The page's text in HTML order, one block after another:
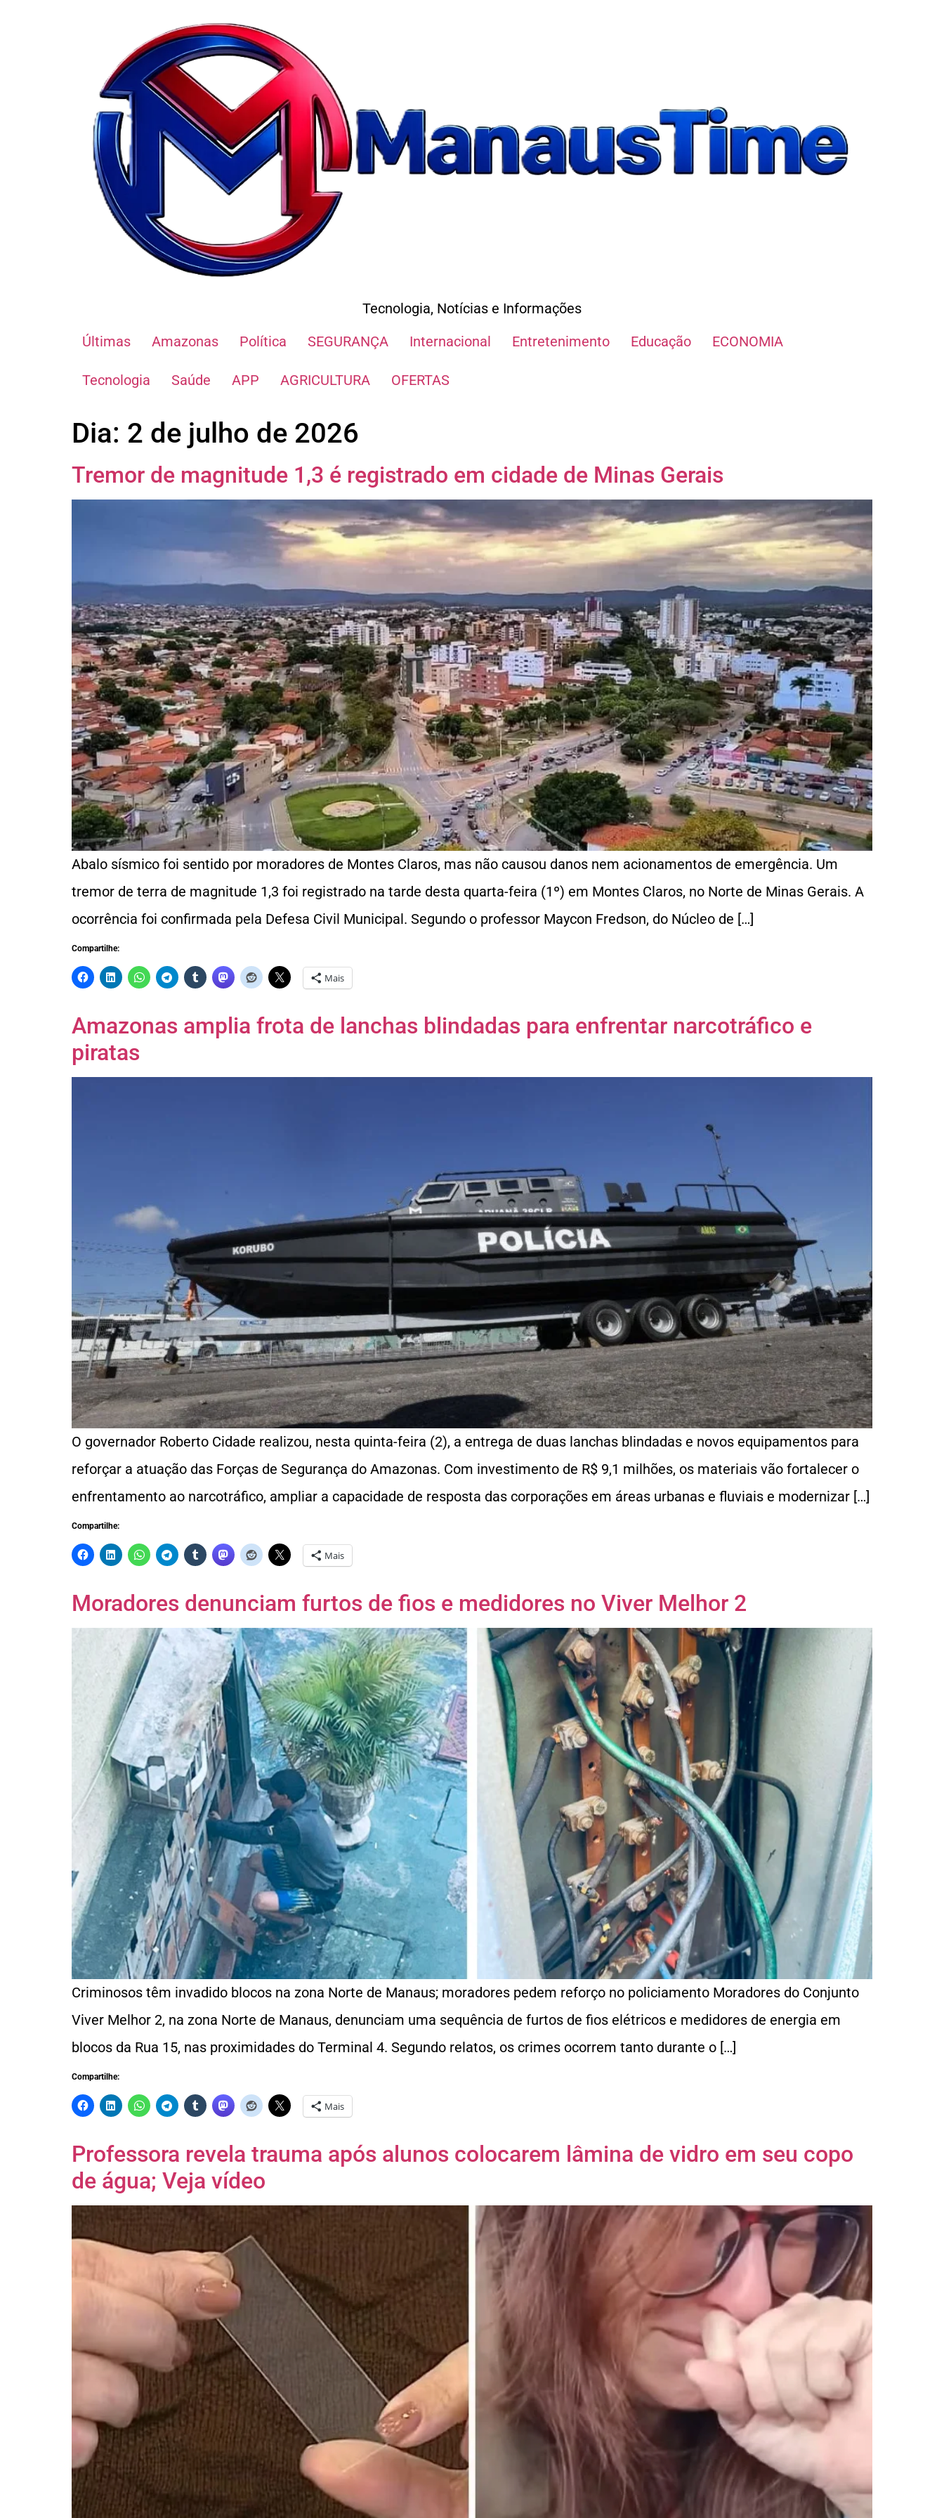
Tecnologia, Notícias e Informações
Últimas
Amazonas Política SEGURANÇA Internacional Entretenimento Educação ECONOMIA
Tecnologia Saúde APP AGRICULTURA OFERTAS
Dia: 2 de julho de 2026
Tremor de magnitude 1,3 é registrado em cidade de Minas Gerais
Abalo sísmico foi sentido por moradores de Montes Claros, mas não causou danos nem acionamentos de emergência. Um
tremor de terra de magnitude 1,3 foi registrado na tarde desta quarta-feira (1º) em Montes Claros, no Norte de Minas Gerais. A
ocorrência foi confirmada pela Defesa Civil Municipal. Segundo o professor Maycon Fredson, do Núcleo de […]
Compartilhe:
Mais
Amazonas amplia frota de lanchas blindadas para enfrentar narcotráfico e
piratas
O governador Roberto Cidade realizou, nesta quinta-feira (2), a entrega de duas lanchas blindadas e novos equipamentos para
reforçar a atuação das Forças de Segurança do Amazonas. Com investimento de R$ 9,1 milhões, os materiais vão fortalecer o
enfrentamento ao narcotráfico, ampliar a capacidade de resposta das corporações em áreas urbanas e fluviais e modernizar […]
Compartilhe:
Mais
Moradores denunciam furtos de fios e medidores no Viver Melhor 2
Criminosos têm invadido blocos na zona Norte de Manaus; moradores pedem reforço no policiamento Moradores do Conjunto
Viver Melhor 2, na zona Norte de Manaus, denunciam uma sequência de furtos de fios elétricos e medidores de energia em
blocos da Rua 15, nas proximidades do Terminal 4. Segundo relatos, os crimes ocorrem tanto durante o […]
Compartilhe:
Mais
Professora revela trauma após alunos colocarem lâmina de vidro em seu copo
de água; Veja vídeo